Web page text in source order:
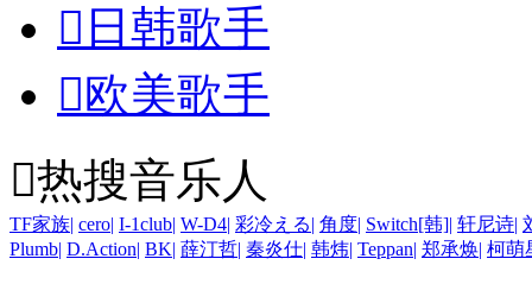
 日韩歌手
欧美歌手
热搜音乐人
TF家族| cero| I-1club| W-D4| 彩冷える| 角度| Switch[韩]| 轩尼诗|
Plumb| D.Action| BK| 薛汀哲| 秦炎仕| 韩炜| Teppan| 郑承焕| 柯萌